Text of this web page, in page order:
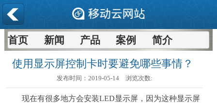
首页 新闻 产品 案例 简介
使用显示屏控制卡时要避免哪些事情？
发布时间： 2019-05-14 浏览次数:
现在有很多地方会安装LED显示屏，因为这种显示屏